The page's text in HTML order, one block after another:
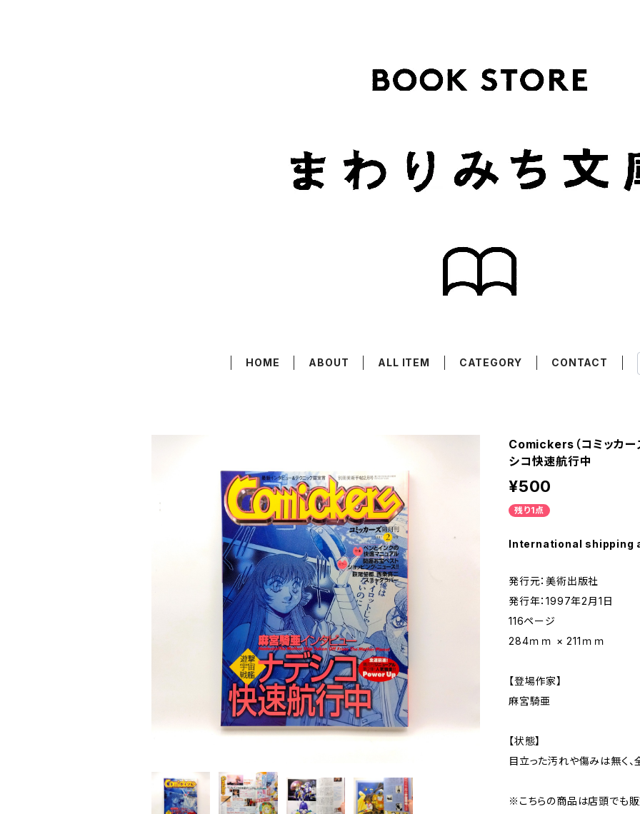
HOME ABOUT ALL ITEM CATEGORY CONTACT
Comickers（コミッカ
シコ快速航行中
¥500
残り1点
International shipping
発行元：美術出版社
発行年：1997年2月1日
116ページ
284ｍｍ × 211ｍｍ
【登場作家】
麻宮騎亜
【状態】
目立った汚れや傷みは無く、
※こちらの商品は店頭でも販